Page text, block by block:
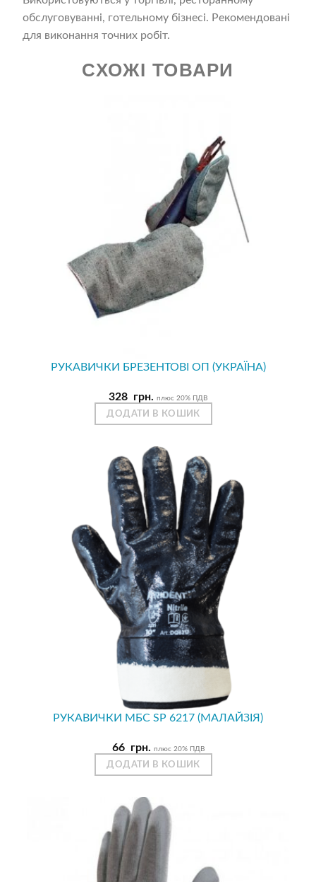
обслуговуванні, готельному бізнесі. Рекомендовані
для виконання точних робіт.
СХОЖІ ТОВАРИ
РУКАВИЧКИ БРЕЗЕНТОВІ ОП (УКРАЇНА)
328 грн. плюс 20% ПДВ
ДОДАТИ В КОШИК
РУКАВИЧКИ МБС SP 6217 (МАЛАЙЗІЯ)
66 грн. плюс 20% ПДВ
ДОДАТИ В КОШИК